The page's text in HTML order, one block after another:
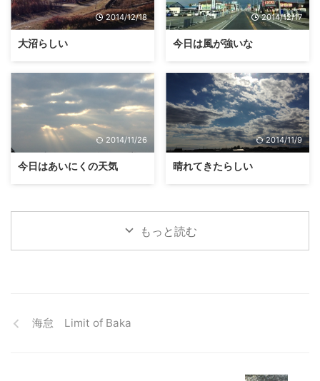
2014/12/18
大沼らしい
2014/12/17
今日は風が強いな
2014/11/26
今日はあいにくの天気
2014/11/9
晴れてきたらしい
もっと読む
海怠 Limit of Baka